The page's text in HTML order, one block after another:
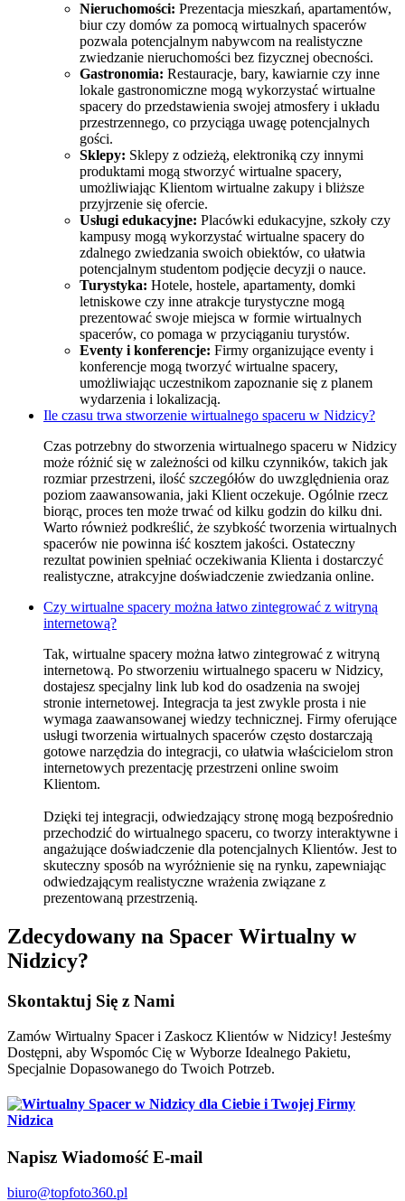
Nieruchomości: Prezentacja mieszkań, apartamentów,
biur czy domów za pomocą wirtualnych spacerów
pozwala potencjalnym nabywcom na realistyczne
zwiedzanie nieruchomości bez fizycznej obecności.
Gastronomia: Restauracje, bary, kawiarnie czy inne
lokale gastronomiczne mogą wykorzystać wirtualne
spacery do przedstawienia swojej atmosfery i układu
przestrzennego, co przyciąga uwagę potencjalnych
gości.
Sklepy: Sklepy z odzieżą, elektroniką czy innymi
produktami mogą stworzyć wirtualne spacery,
umożliwiając Klientom wirtualne zakupy i bliższe
przyjrzenie się ofercie.
Usługi edukacyjne: Placówki edukacyjne, szkoły czy
kampusy mogą wykorzystać wirtualne spacery do
zdalnego zwiedzania swoich obiektów, co ułatwia
potencjalnym studentom podjęcie decyzji o nauce.
Turystyka: Hotele, hostele, apartamenty, domki
letniskowe czy inne atrakcje turystyczne mogą
prezentować swoje miejsca w formie wirtualnych
spacerów, co pomaga w przyciąganiu turystów.
Eventy i konferencje: Firmy organizujące eventy i
konferencje mogą tworzyć wirtualne spacery,
umożliwiając uczestnikom zapoznanie się z planem
wydarzenia i lokalizacją.
Ile czasu trwa stworzenie wirtualnego spaceru w Nidzicy?
Czas potrzebny do stworzenia wirtualnego spaceru w Nidzicy
może różnić się w zależności od kilku czynników, takich jak
rozmiar przestrzeni, ilość szczegółów do uwzględnienia oraz
poziom zaawansowania, jaki Klient oczekuje. Ogólnie rzecz
biorąc, proces ten może trwać od kilku godzin do kilku dni.
Warto również podkreślić, że szybkość tworzenia wirtualnych
spacerów nie powinna iść kosztem jakości. Ostateczny
rezultat powinien spełniać oczekiwania Klienta i dostarczyć
realistyczne, atrakcyjne doświadczenie zwiedzania online.
Czy wirtualne spacery można łatwo zintegrować z witryną
internetową?
Tak, wirtualne spacery można łatwo zintegrować z witryną
internetową. Po stworzeniu wirtualnego spaceru w Nidzicy,
dostajesz specjalny link lub kod do osadzenia na swojej
stronie internetowej. Integracja ta jest zwykle prosta i nie
wymaga zaawansowanej wiedzy technicznej. Firmy oferujące
usługi tworzenia wirtualnych spacerów często dostarczają
gotowe narzędzia do integracji, co ułatwia właścicielom stron
internetowych prezentację przestrzeni online swoim
Klientom.
Dzięki tej integracji, odwiedzający stronę mogą bezpośrednio
przechodzić do wirtualnego spaceru, co tworzy interaktywne i
angażujące doświadczenie dla potencjalnych Klientów. Jest to
skuteczny sposób na wyróżnienie się na rynku, zapewniając
odwiedzającym realistyczne wrażenia związane z
prezentowaną przestrzenią.
Zdecydowany na Spacer Wirtualny w
Nidzicy?
Skontaktuj Się z Nami
Zamów Wirtualny Spacer i Zaskocz Klientów w Nidzicy! Jesteśmy
Dostępni, aby Wspomóc Cię w Wyborze Idealnego Pakietu,
Specjalnie Dopasowanego do Twoich Potrzeb.
Nidzica
Napisz Wiadomość E-mail
biuro@topfoto360.pl